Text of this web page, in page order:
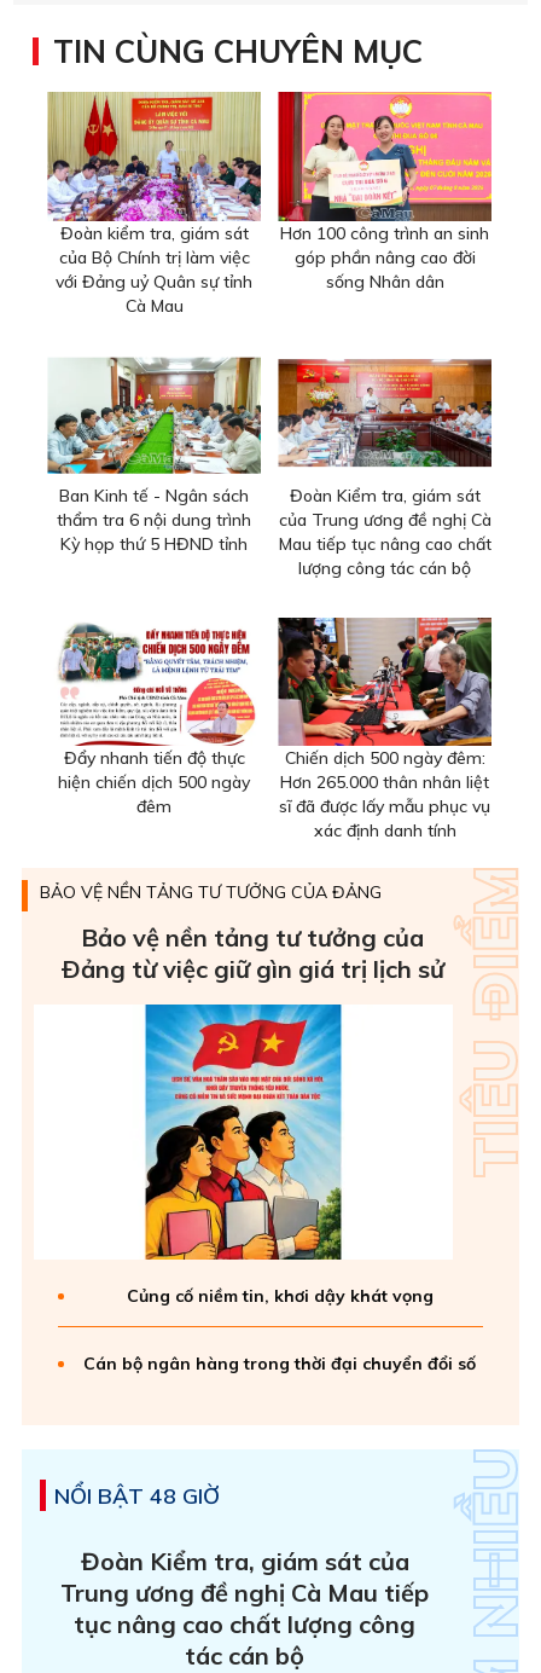
TIN CÙNG CHUYÊN MỤC
Đoàn kiểm tra, giám sát
của Bộ Chính trị làm việc
với Đảng uỷ Quân sự tỉnh
Cà Mau
Hơn 100 công trình an sinh
góp phần nâng cao đời
sống Nhân dân
Ban Kinh tế - Ngân sách
thẩm tra 6 nội dung trình
Kỳ họp thứ 5 HĐND tỉnh
Đoàn Kiểm tra, giám sát
của Trung ương đề nghị Cà
Mau tiếp tục nâng cao chất
lượng công tác cán bộ
Đẩy nhanh tiến độ thực
hiện chiến dịch 500 ngày
đêm
Chiến dịch 500 ngày đêm:
Hơn 265.000 thân nhân liệt
sĩ đã được lấy mẫu phục vụ
xác định danh tính
BẢO VỆ NỀN TẢNG TƯ TƯỞNG CỦA ĐẢNG
Bảo vệ nền tảng tư tưởng của
Ðảng từ việc giữ gìn giá trị lịch sử
Củng cố niềm tin, khơi dậy khát vọng
Cán bộ ngân hàng trong thời đại chuyển đổi số
NỔI BẬT 48 GIỜ
Đoàn Kiểm tra, giám sát của
Trung ương đề nghị Cà Mau tiếp
tục nâng cao chất lượng công
tác cán bộ